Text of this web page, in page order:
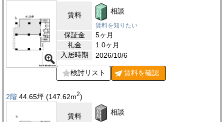
賃料 相談
賃料を知りたい
保証金
5ヶ月
礼金
1.0ヶ月
入居時期
2026/10/6
検討リスト 賃料を確認
2階 44.65坪 (147.62m2)
賃料 相談